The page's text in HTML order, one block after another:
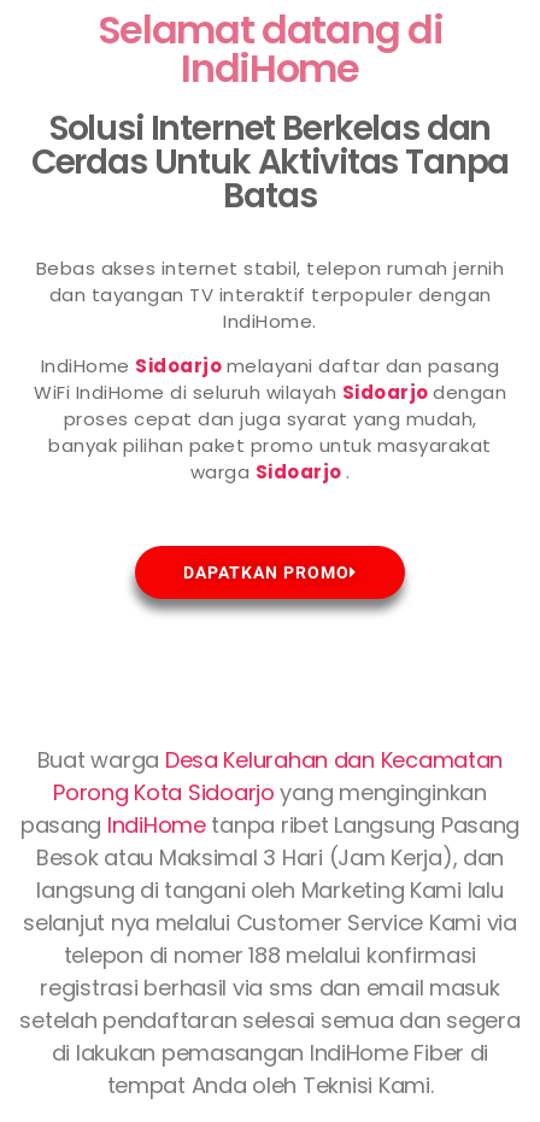
Selamat datang di
IndiHome
Solusi Internet Berkelas dan
Cerdas Untuk Aktivitas Tanpa
Batas
Bebas akses internet stabil, telepon rumah jernih
dan tayangan TV interaktif terpopuler dengan
IndiHome.
IndiHome Sidoarjomelayani daftar dan pasang
WiFi IndiHome di seluruh wilayah Sidoarjodengan
proses cepat dan juga syarat yang mudah,
banyak pilihan paket promo untuk masyarakat
warga Sidoarjo .
DAPATKAN PROMO
Buat warga Desa Kelurahan dan Kecamatan
Porong Kota Sidoarjo yang menginginkan
pasang IndiHometanpa ribet Langsung Pasang
Besok atau Maksimal 3 Hari (Jam Kerja), dan
langsung di tangani oleh Marketing Kami lalu
selanjut nya melalui Customer Service Kami via
telepon di nomer 188 melalui konfirmasi
registrasi berhasil via sms dan email masuk
setelah pendaftaran selesai semua dan segera
di lakukan pemasangan IndiHome Fiber di
tempat Anda oleh Teknisi Kami.